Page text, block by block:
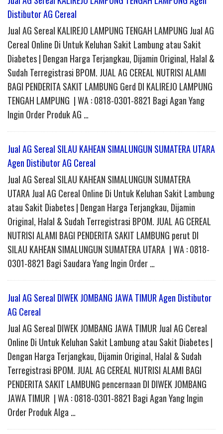
Distibutor AG Cereal
Jual AG Sereal KALIREJO LAMPUNG TENGAH LAMPUNG Jual AG
Cereal Online Di Untuk Keluhan Sakit Lambung atau Sakit
Diabetes | Dengan Harga Terjangkau, Dijamin Original, Halal &
Sudah Terregistrasi BPOM. JUAL AG CEREAL NUTRISI ALAMI
BAGI PENDERITA SAKIT LAMBUNG Gerd DI KALIREJO LAMPUNG
TENGAH LAMPUNG | WA : 0818-0301-8821 Bagi Agan Yang
Ingin Order Produk AG …
Jual AG Sereal SILAU KAHEAN SIMALUNGUN SUMATERA UTARA
Agen Distibutor AG Cereal
Jual AG Sereal SILAU KAHEAN SIMALUNGUN SUMATERA
UTARA Jual AG Cereal Online Di Untuk Keluhan Sakit Lambung
atau Sakit Diabetes | Dengan Harga Terjangkau, Dijamin
Original, Halal & Sudah Terregistrasi BPOM. JUAL AG CEREAL
NUTRISI ALAMI BAGI PENDERITA SAKIT LAMBUNG perut DI
SILAU KAHEAN SIMALUNGUN SUMATERA UTARA | WA : 0818-
0301-8821 Bagi Saudara Yang Ingin Order …
Jual AG Sereal DIWEK JOMBANG JAWA TIMUR Agen Distibutor
AG Cereal
Jual AG Sereal DIWEK JOMBANG JAWA TIMUR Jual AG Cereal
Online Di Untuk Keluhan Sakit Lambung atau Sakit Diabetes |
Dengan Harga Terjangkau, Dijamin Original, Halal & Sudah
Terregistrasi BPOM. JUAL AG CEREAL NUTRISI ALAMI BAGI
PENDERITA SAKIT LAMBUNG pencernaan DI DIWEK JOMBANG
JAWA TIMUR | WA : 0818-0301-8821 Bagi Agan Yang Ingin
Order Produk Alga …